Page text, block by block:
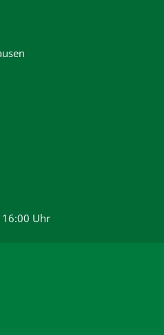
16:00 Uhr